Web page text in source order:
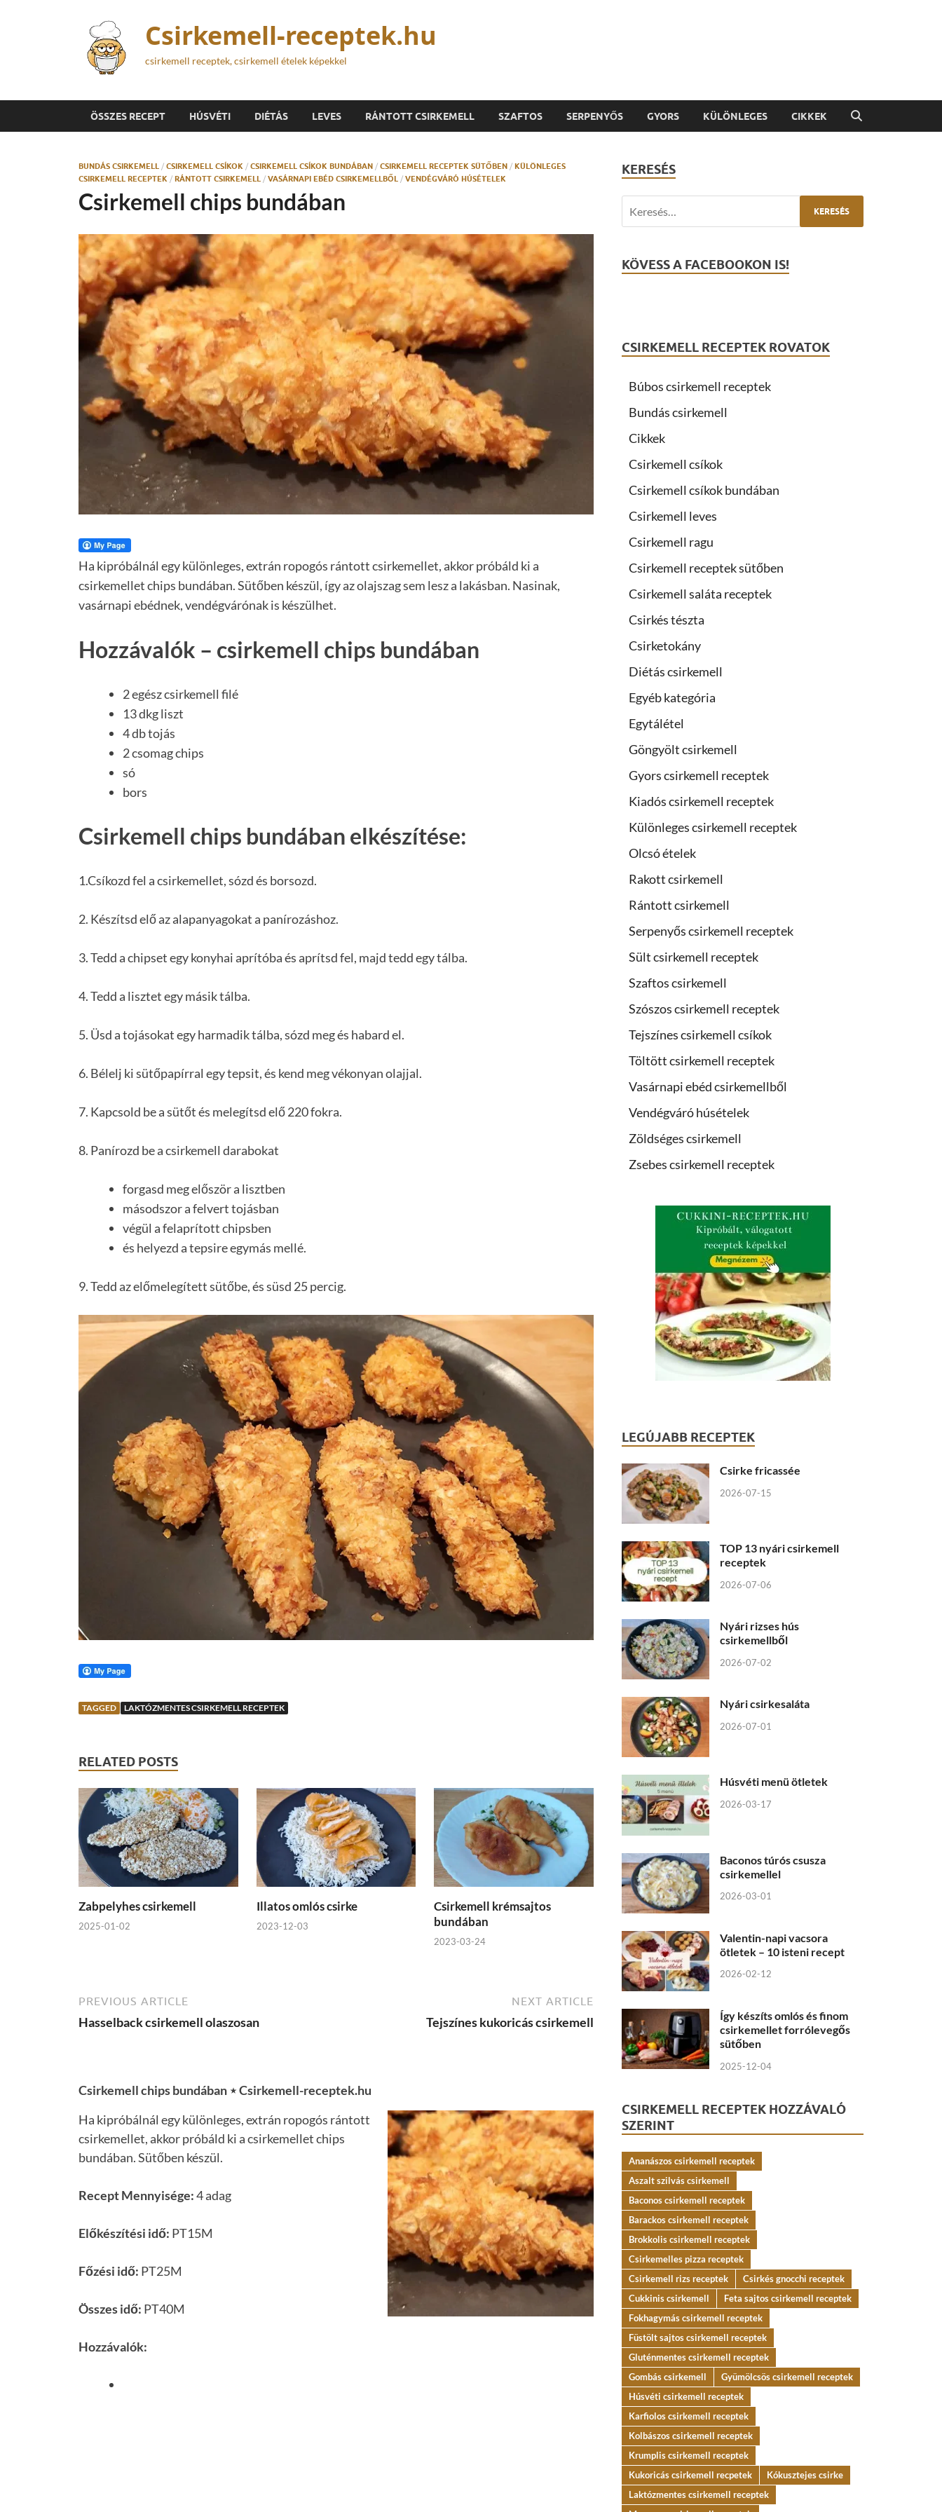
Csirkemell-receptek.hu
csirkemell receptek, csirkemell ételek képekkel
ÖSSZES RECEPT HÚSVÉTI DIÉTÁS LEVES RÁNTOTT CSIRKEMELL SZAFTOS SERPENYŐS GYORS KÜLÖNLEGES CIKKEK
BUNDÁS CSIRKEMELL / CSIRKEMELL CSÍKOK / CSIRKEMELL CSÍKOK BUNDÁBAN / CSIRKEMELL RECEPTEK SÜTŐBEN / KÜLÖNLEGES
CSIRKEMELL RECEPTEK / RÁNTOTT CSIRKEMELL / VASÁRNAPI EBÉD CSIRKEMELLBŐL / VENDÉGVÁRÓ HÚSÉTELEK
Csirkemell chips bundában
Ha kipróbálnál egy különleges, extrán ropogós rántott csirkemellet, akkor próbáld ki a
csirkemellet chips bundában. Sütőben készül, így az olajszag sem lesz a lakásban. Nasinak,
vasárnapi ebédnek, vendégvárónak is készülhet.
Hozzávalók – csirkemell chips bundában
2 egész csirkemell filé
13 dkg liszt
4 db tojás
2 csomag chips
só
bors
Csirkemell chips bundában elkészítése:
1.Csíkozd fel a csirkemellet, sózd és borsozd.
2. Készítsd elő az alapanyagokat a panírozáshoz.
3. Tedd a chipset egy konyhai aprítóba és aprítsd fel, majd tedd egy tálba.
4. Tedd a lisztet egy másik tálba.
5. Üsd a tojásokat egy harmadik tálba, sózd meg és habard el.
6. Bélelj ki sütőpapírral egy tepsit, és kend meg vékonyan olajjal.
7. Kapcsold be a sütőt és melegítsd elő 220 fokra.
8. Panírozd be a csirkemell darabokat
forgasd meg először a lisztben
másodszor a felvert tojásban
végül a felaprított chipsben
és helyezd a tepsire egymás mellé.
9. Tedd az előmelegített sütőbe, és süsd 25 percig.
TAGGED LAKTÓZMENTES CSIRKEMELL RECEPTEK
RELATED POSTS
Zabpelyhes csirkemell
2025-01-02
Illatos omlós csirke
2023-12-03
Csirkemell krémsajtos
bundában
2023-03-24
PREVIOUS ARTICLE
Hasselback csirkemell olaszosan
NEXT ARTICLE
Tejszínes kukoricás csirkemell
Csirkemell chips bundában ⋆ Csirkemell-receptek.hu
Ha kipróbálnál egy különleges, extrán ropogós rántott
csirkemellet, akkor próbáld ki a csirkemellet chips
bundában. Sütőben készül.
Recept Mennyisége:4 adag
Előkészítési idő: PT15M
Főzési idő: PT25M
Összes idő: PT40M
Hozzávalók:
KERESÉS
KÖVESS A FACEBOOKON IS!
CSIRKEMELL RECEPTEK ROVATOK
Búbos csirkemell receptek
Bundás csirkemell
Cikkek
Csirkemell csíkok
Csirkemell csíkok bundában
Csirkemell leves
Csirkemell ragu
Csirkemell receptek sütőben
Csirkemell saláta receptek
Csirkés tészta
Csirketokány
Diétás csirkemell
Egyéb kategória
Egytálétel
Göngyölt csirkemell
Gyors csirkemell receptek
Kiadós csirkemell receptek
Különleges csirkemell receptek
Olcsó ételek
Rakott csirkemell
Rántott csirkemell
Serpenyős csirkemell receptek
Sült csirkemell receptek
Szaftos csirkemell
Szószos csirkemell receptek
Tejszínes csirkemell csíkok
Töltött csirkemell receptek
Vasárnapi ebéd csirkemellből
Vendégváró húsételek
Zöldséges csirkemell
Zsebes csirkemell receptek
LEGÚJABB RECEPTEK
Csirke fricassée
2026-07-15
TOP 13 nyári csirkemell
receptek
2026-07-06
Nyári rizses hús
csirkemellből
2026-07-02
Nyári csirkesaláta
2026-07-01
Húsvéti menü ötletek
2026-03-17
Baconos túrós csusza
csirkemellel
2026-03-01
Valentin-napi vacsora
ötletek – 10 isteni recept
2026-02-12
Így készíts omlós és finom
csirkemellet forrólevegős
sütőben
2025-12-04
CSIRKEMELL RECEPTEK HOZZÁVALÓ
SZERINT
Ananászos csirkemell receptek
Aszalt szilvás csirkemell
Baconos csirkemell receptek
Barackos csirkemell receptek
Brokkolis csirkemell receptek
Csirkemelles pizza receptek
Csirkemell rizs receptek
Csirkés gnocchi receptek
Cukkinis csirkemell
Feta sajtos csirkemell receptek
Fokhagymás csirkemell receptek
Füstölt sajtos csirkemell receptek
Gluténmentes csirkemell receptek
Gombás csirkemell
Gyümölcsös csirkemell receptek
Húsvéti csirkemell receptek
Karfiolos csirkemell receptek
Kolbászos csirkemell receptek
Krumplis csirkemell receptek
Kukoricás csirkemell recpetek
Kókusztejes csirke
Laktózmentes csirkemell receptek